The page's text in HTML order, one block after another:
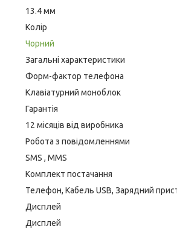
13.4 мм
Колір
Чорний
Загальні характеристики
Форм-фактор телефона
Клавіатурний моноблок
Гарантія
12 місяців від виробника
Робота з повідомленнями
SMS , MMS
Комплект постачання
Телефон, Кабель USB, Зарядний
Дисплей
Дисплей